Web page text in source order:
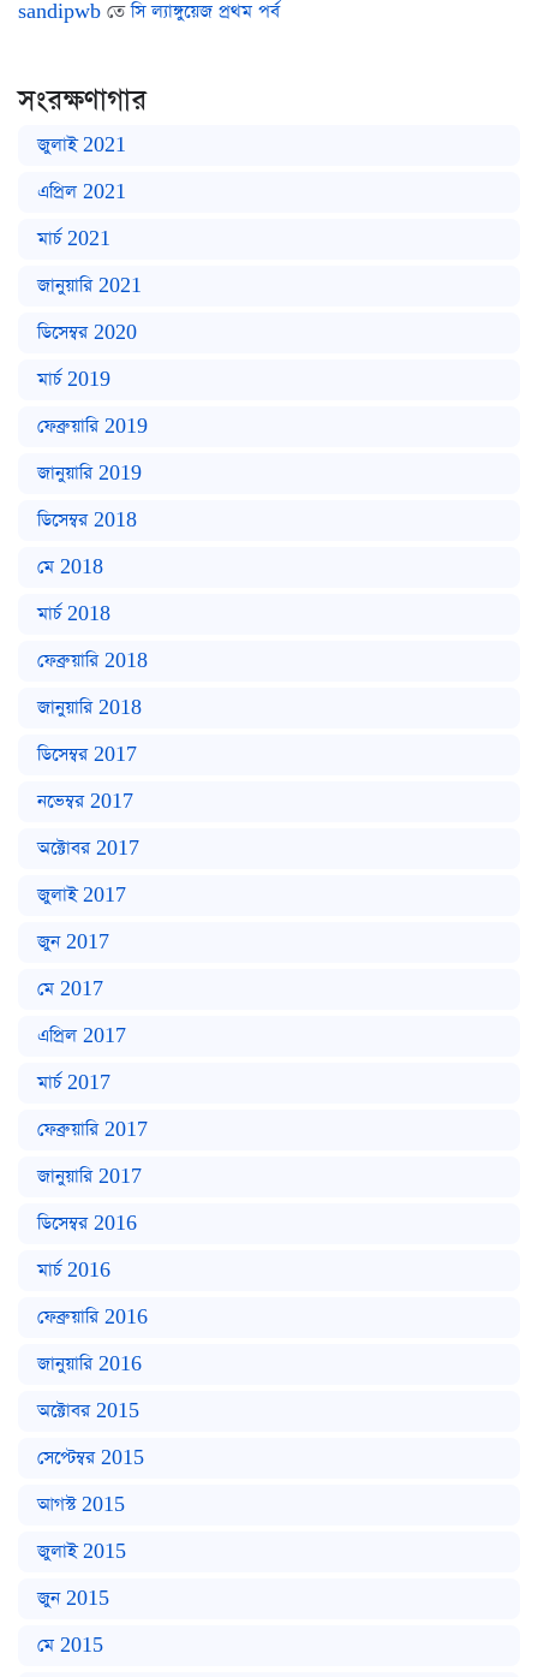
sandipwb তেসি ল্যাঙ্গুয়েজ প্রথম পর্ব
সংরক্ষণাগার
জুলাই 2021
এপ্রিল 2021
মার্চ 2021
জানুয়ারি 2021
ডিসেম্বর 2020
মার্চ 2019
ফেব্রুয়ারি 2019
জানুয়ারি 2019
ডিসেম্বর 2018
মে 2018
মার্চ 2018
ফেব্রুয়ারি 2018
জানুয়ারি 2018
ডিসেম্বর 2017
নভেম্বর 2017
অক্টোবর 2017
জুলাই 2017
জুন 2017
মে 2017
এপ্রিল 2017
মার্চ 2017
ফেব্রুয়ারি 2017
জানুয়ারি 2017
ডিসেম্বর 2016
মার্চ 2016
ফেব্রুয়ারি 2016
জানুয়ারি 2016
অক্টোবর 2015
সেপ্টেম্বর 2015
আগস্ট 2015
জুলাই 2015
জুন 2015
মে 2015